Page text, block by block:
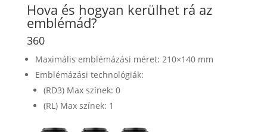
Hova és hogyan kerülhet rá az
emblémád?
360
Maximális emblémázási méret: 210×140 mm
Emblémázási technológiák:
(RD3) Max színek: 0
(RL) Max színek: 1